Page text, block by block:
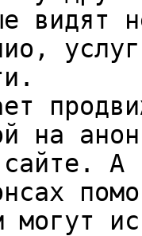
видят
на
А
могут